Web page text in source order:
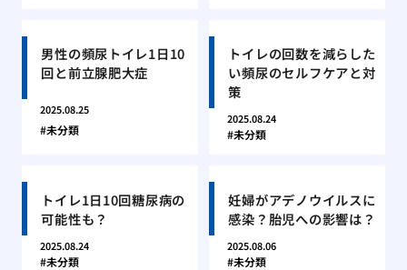
男性の頻尿トイレ1日10
回と前立腺肥大症
2025.08.25
未分類
トイレの回数を減らした
い頻尿のセルフケアと対
策
2025.08.24
未分類
トイレ1日10回糖尿病の
可能性も？
2025.08.24
未分類
妊婦がアデノウイルスに
感染？胎児への影響は？
2025.08.06
未分類